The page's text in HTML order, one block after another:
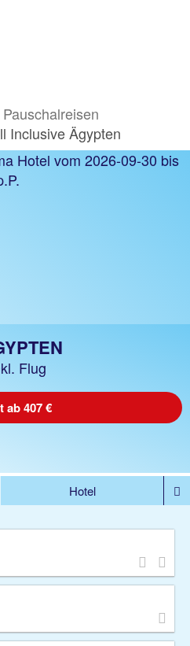
Pauschalreisen
Inclusive Ägypten
Flug
ab 407 €
Hotel
Privattransfer